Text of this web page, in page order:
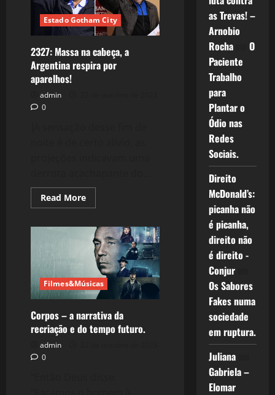
Estado Gotham City
2327: Massa na cabeça, a
Argentina respira por
aparelhos!
admin
0
Read MoreRead
more
Massa
na
cabeça,
Argentina
respira
por
aparelhos!
Filmes&Músicas
Corpos – a narrativa da
recriação e do tempo futuro.
admin
0
as Trevas! –
Arnobio
Rochaem O
Paciente
Trabalho
para
Plantar o
Ódio nas
Redes
Sociais.
Direito
McDonald’s:
picanha não
é picanha,
direito não
é direito -
Conjurem
Os Sabores
Fakes numa
sociedade
em ruptura.
Julianaem
Gabriela –
Elomar